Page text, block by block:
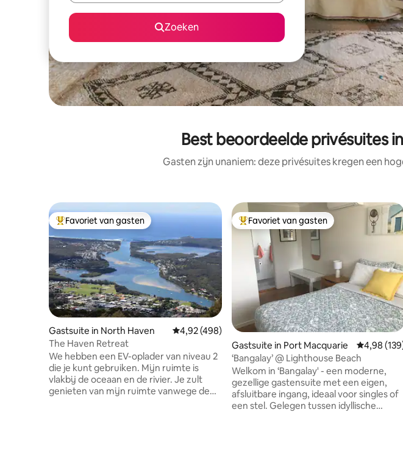
Zoeken
Best beoordeelde privésuites
Gasten zijn unaniem: deze privésuites kregen een
Topfavoriet van gasten
Favoriet van gasten
Gastsuite in North Haven Gemiddelde beoordeling van 4,92 uit 5, 498 recensies
4,92 (498)
The Haven Retreat
We hebben een EV-oplader van niveau 2
die je kunt gebruiken. Mijn ruimte is
vlakbij de oceaan en de rivier. Je zult
genieten van mijn ruimte vanwege de
Topfavoriet van gasten
Favoriet van gasten
Gastsuite in Port Macquarie
4,98
‘Bangalay’ @ Lighthouse Beach
Welkom in ‘Bangalay' - een moderne,
gezellige gastensuite met een eigen,
afsluitbare ingang, ideaal voor singles of
een stel. Gelegen tussen idyllische